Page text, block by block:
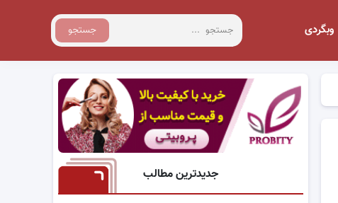
جستجو وبگردی
جدیدترین مطالب